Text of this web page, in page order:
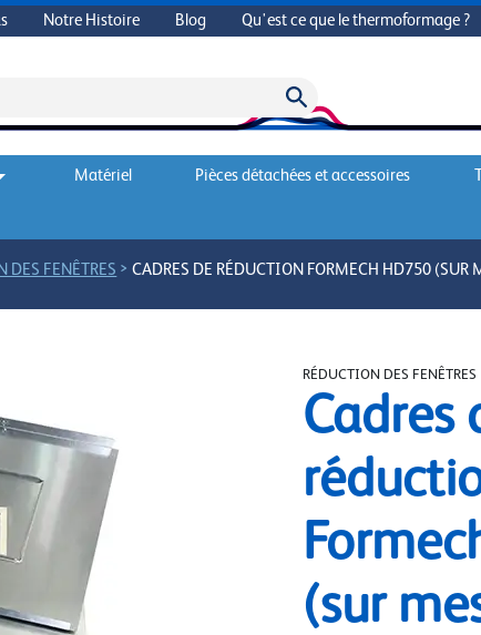
Notre Histoire Blog Qu'est ce que le thermoformage ?
Matériel Pièces détachées et accessoires
DES FENÊTRES >CADRES DE RÉDUCTION FORMECH HD750 (SUR
RÉDUCTION DES FENÊTRES
Cadres
(sur